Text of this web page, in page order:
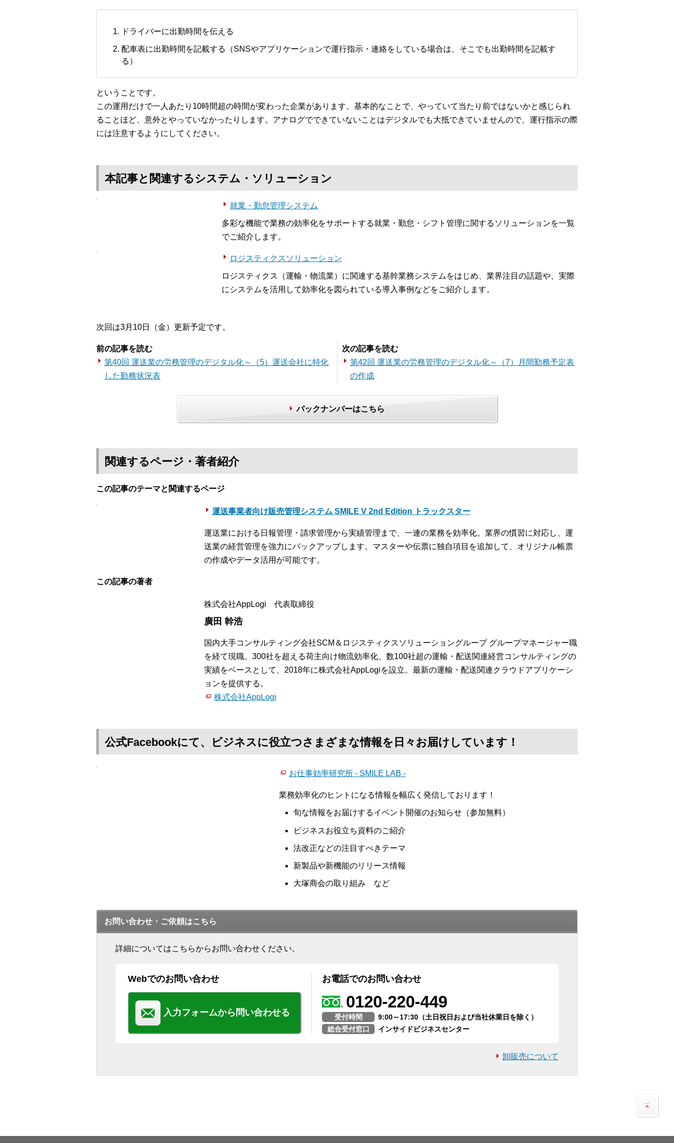
ドライバーに出勤時間を伝える
配車表に出勤時間を記載する（SNSやアプリケーションで運行指示・連絡をしている場合は、そこでも出勤時間を記載す
る）
ということです。
この運用だけで一人あたり10時間超の時間が変わった企業があります。基本的なことで、やっていて当たり前ではないかと感じられ
ることほど、意外とやっていなかったりします。アナログでできていないことはデジタルでも大抵できていませんので、運行指示の際
には注意するようにしてください。
本記事と関連するシステム・ソリューション
就業・勤怠管理システム
多彩な機能で業務の効率化をサポートする就業・勤怠・シフト管理に関するソリューションを一覧
でご紹介します。
ロジスティクスソリューション
ロジスティクス（運輸・物流業）に関連する基幹業務システムをはじめ、業界注目の話題や、実際
にシステムを活用して効率化を図られている導入事例などをご紹介します。
次回は3月10日（金）更新予定です。
前の記事を読む
第40回 運送業の労務管理のデジタル化～（5）運送会社に特化
した勤務状況表
次の記事を読む
第42回 運送業の労務管理のデジタル化～（7）月間勤務予定表
の作成
バックナンバーはこちら
関連するページ・著者紹介
この記事のテーマと関連するページ
運送事業者向け販売管理システム SMILE V 2nd Edition トラックスター
運送業における日報管理・請求管理から実績管理まで、一連の業務を効率化。業界の慣習に対応し、運
送業の経営管理を強力にバックアップします。マスターや伝票に独自項目を追加して、オリジナル帳票
の作成やデータ活用が可能です。
この記事の著者
株式会社AppLogi 代表取締役
廣田 幹浩
国内大手コンサルティング会社SCM＆ロジスティクスソリューショングループ グループマネージャー職
を経て現職。300社を超える荷主向け物流効率化、数100社超の運輸・配送関連経営コンサルティングの
実績をベースとして、2018年に株式会社AppLogiを設立。最新の運輸・配送関連クラウドアプリケーシ
ョンを提供する。
株式会社AppLogi
公式Facebookにて、ビジネスに役立つさまざまな情報を日々お届けしています！
お仕事効率研究所 - SMILE LAB -
業務効率化のヒントになる情報を幅広く発信しております！
旬な情報をお届けするイベント開催のお知らせ（参加無料）
ビジネスお役立ち資料のご紹介
法改正などの注目すべきテーマ
新製品や新機能のリリース情報
大塚商会の取り組み など
お問い合わせ・ご依頼はこちら
詳細についてはこちらからお問い合わせください。
Webでのお問い合わせ
入力フォームから問い合わせる
お電話でのお問い合わせ
0120-220-449
受付時間
9:00～17:30（土日祝日および当社休業日を除く）
総合受付窓口
インサイドビジネスセンター
卸販売について